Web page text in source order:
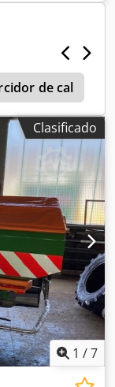
de cal
Clasificado
1 /7